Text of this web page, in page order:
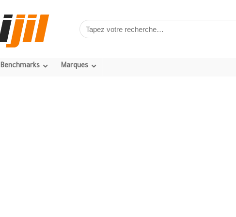
Benchmarks Marques